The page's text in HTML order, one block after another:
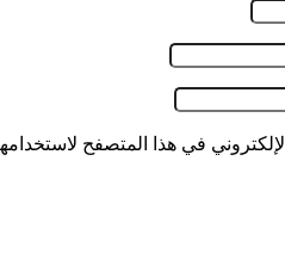
في هذا المتصفح